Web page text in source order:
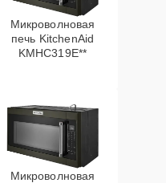
Микроволновая
печь KitchenAid
KMHC319E**
Микроволновая